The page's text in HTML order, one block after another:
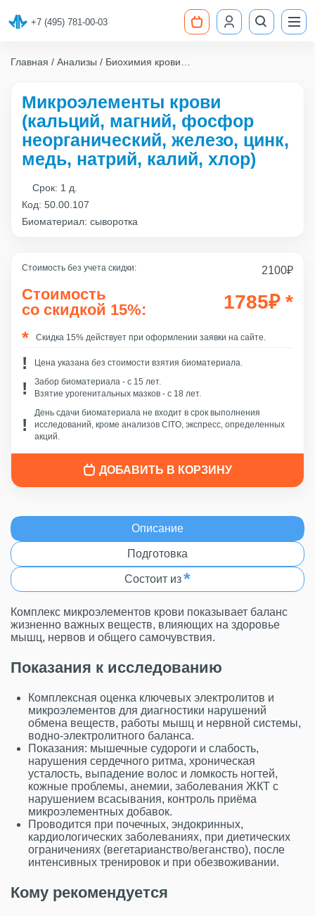
+7 (495) 781-00-03
Главная Анализы
Биохимия крови
Стоимость без учета скидки: 2100₽
Стоимость
со скидкой 15%:
1785₽ *
Скидка 15% действует при оформлении заявки на сайте.
Цена указана без стоимости взятия биоматериала.
Забор биоматериала - c 15 лет.
Взятие урогенитальных мазков - с 18 лет.
День сдачи биоматериала не входит в срок выполнения
исследований, кроме анализов CITO, экспресс, определенных
акций.
ДОБАВИТЬ В КОРЗИНУ
Микроэлементы крови
(кальций, магний, фосфор
неорганический, железо, цинк,
медь, натрий, калий, хлор)
Срок: 1 д.
Код: 50.00.107
Биоматериал: сыворотка
Описание
Подготовка
Состоит из*
Комплекс микроэлементов крови показывает баланс
жизненно важных веществ, влияющих на здоровье
мышц, нервов и общего самочувствия.
Показания к исследованию
Комплексная оценка ключевых электролитов и
микроэлементов для диагностики нарушений
обмена веществ, работы мышц и нервной системы,
водно‑электролитного баланса.
Показания: мышечные судороги и слабость,
нарушения сердечного ритма, хроническая
усталость, выпадение волос и ломкость ногтей,
кожные проблемы, анемии, заболевания ЖКТ с
нарушением всасывания, контроль приёма
микроэлементных добавок.
Проводится при почечных, эндокринных,
кардиологических заболеваниях, при диетических
ограничениях (вегетарианство/веганство), после
интенсивных тренировок и при обезвоживании.
Кому рекомендуется